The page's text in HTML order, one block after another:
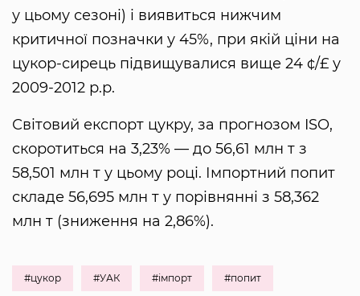
у цьому сезоні) і виявиться нижчим
критичної позначки у 45%, при якій ціни на
цукор-сирець підвищувалися вище 24 ¢/£ у
2009-2012 р.р.
Світовий експорт цукру, за прогнозом ISO,
скоротиться на 3,23% — до 56,61 млн т з
58,501 млн т у цьому році. Імпортний попит
складе 56,695 млн т у порівнянні з 58,362
млн т (зниження на 2,86%).
#цукор #УАК #імпорт #попит